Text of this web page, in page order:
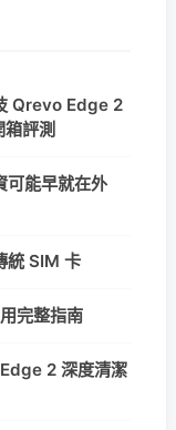
Qrevo Edge 2
評測
可能早就在外
統 SIM 卡
完整指南
2 深度清潔